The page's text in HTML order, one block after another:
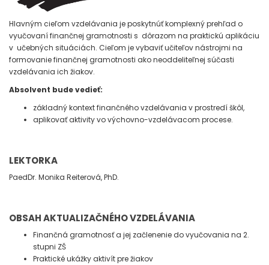
Hlavným cieľom vzdelávania je poskytnúť komplexný prehľad o
vyučovaní finančnej gramotnosti s dôrazom na praktickú aplikáciu
v učebných situáciách. Cieľom je vybaviť učiteľov nástrojmi na
formovanie finančnej gramotnosti ako neoddeliteľnej súčasti
vzdelávania ich žiakov.
Absolvent bude vedieť:
základný kontext finančného vzdelávania v prostredí škôl,
aplikovať aktivity vo výchovno-vzdelávacom procese.
LEKTORKA
PaedDr. Monika Reiterová, PhD.
OBSAH AKTUALIZAČNÉHO VZDELÁVANIA
Finančná gramotnosť a jej začlenenie do vyučovania na 2.
stupni ZŠ
Praktické ukážky aktivít pre žiakov